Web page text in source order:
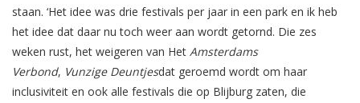
staan. ‘Het idee was drie festivals per jaar in een park en ik heb
het idee dat daar nu toch weer aan wordt getornd. Die zes
weken rust, het weigeren van Het Amsterdams
Verbond, Vunzige Deuntjesdat geroemd wordt om haar
inclusiviteit en ook alle festivals die op Blijburg zaten, die